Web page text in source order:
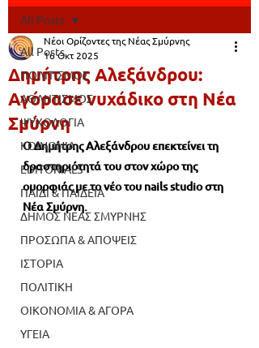
All Posts
ΠΟΛΙΤΙΣΜΟΣ
ΑΘΛΗΤΙΣΜΟΣ
ΨΥΧΟΛΟΓΙΑ
ΚΟΙΝΩΝΙΑ
EDITORIALS
ΠΑΙΔΙ & ΠΑΙΔΕΙΑ
ΔΗΜΟΣ ΝΕΑΣ ΣΜΥΡΝΗΣ
ΠΡΟΣΩΠΑ & ΑΠΟΨΕΙΣ
ΙΣΤΟΡΙΑ
ΠΟΛΙΤΙΚΗ
ΟΙΚΟΝΟΜΙΑ & ΑΓΟΡΑ
ΥΓΕΙΑ
All Posts
Δημήτρης Αλεξάνδρου:
Αγόρασε νυχάδικο στη Νέα
Σμύρνη
Νέοι Ορίζοντες της Νέας Σμύρνης
16 Οκτ 2025
Ο Δημήτρης Αλεξάνδρου επεκτείνει τη
δραστηριότητά του στον χώρο της
ομορφιάς με το νέο του nails studio στη
Νέα Σμύρνη.